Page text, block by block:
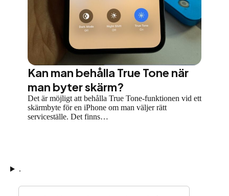
Kan man behålla True Tone när
man byter skärm?
Det är möjligt att behålla True Tone-funktionen vid ett
skärmbyte för en iPhone om man väljer rätt
serviceställe. Det finns…
.